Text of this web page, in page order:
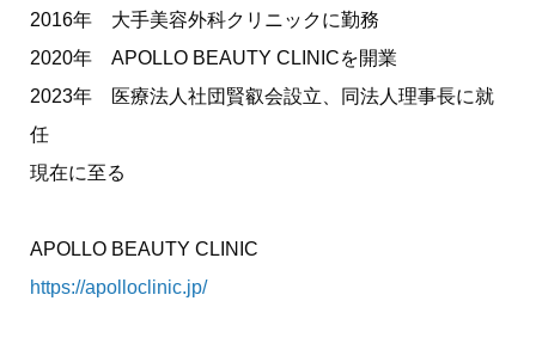
2016年 大手美容外科クリニックに勤務
2020年 APOLLO BEAUTY CLINICを開業
2023年 医療法人社団賢叡会設立、同法人理事長に就
任
現在に至る
APOLLO BEAUTY CLINIC
https://apolloclinic.jp/